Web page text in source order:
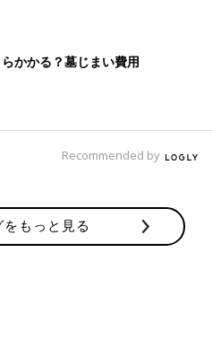
かかる？墓じまい費用
Recommended by
もっと見る